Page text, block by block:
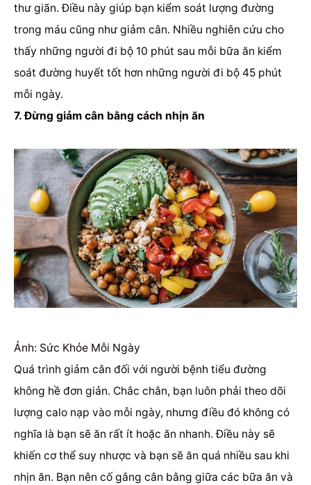
thư giãn.Điều này giúp bạn kiểm soát lượng đường
trong máu cũng như giảm cân. Nhiều nghiên cứu cho
thấy những người đi bộ 10 phút sau mỗi bữa ăn kiểm
soát đường huyết tốt hơn những người đi bộ 45 phút
mỗi ngày.
7. Đừng giảm cân bằng cách nhịn ăn
Ảnh: Sức Khỏe Mỗi Ngày
Quá trình giảm cân đối với người bệnh tiểu đường
không hề đơn giản. Chắc chắn, bạn luôn phải theo dõi
lượng calo nạp vào mỗi ngày, nhưng điều đó không có
nghĩa là bạn sẽ ăn rất ít hoặc ăn nhanh.Điều này sẽ
khiến cơ thể suy nhược và bạn sẽ ăn quá nhiều sau khi
nhịn ăn. Bạn nên cố gắng cân bằng giữa các bữa ăn và